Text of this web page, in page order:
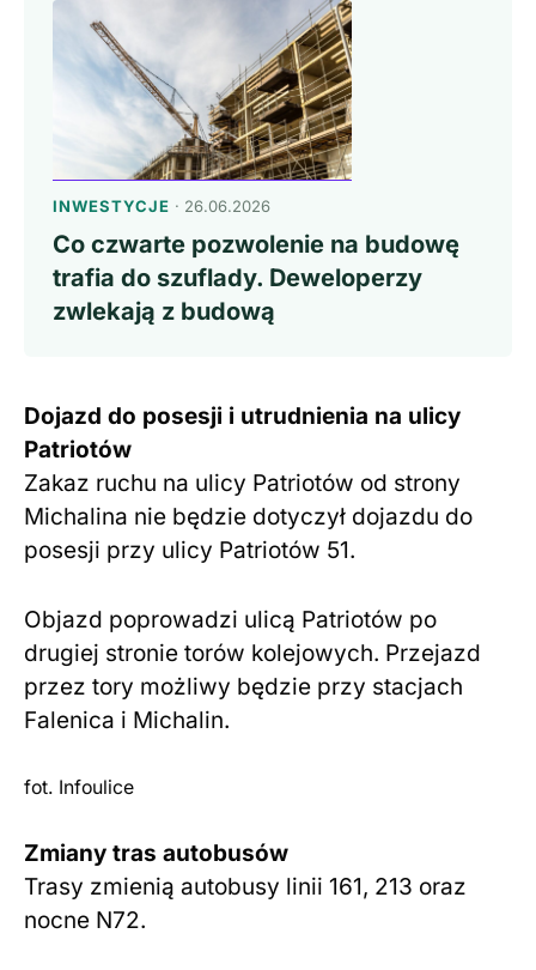
INWESTYCJE · 26.06.2026
Co czwarte pozwolenie na budowę
trafia do szuflady. Deweloperzy
zwlekają z budową
Dojazd do posesji i utrudnienia na ulicy
Patriotów
Zakaz ruchu na ulicy Patriotów od strony
Michalina nie będzie dotyczył dojazdu do
posesji przy ulicy Patriotów 51.
Objazd poprowadzi ulicą Patriotów po
drugiej stronie torów kolejowych. Przejazd
przez tory możliwy będzie przy stacjach
Falenica i Michalin.
fot. Infoulice
Zmiany tras autobusów
Trasy zmienią autobusy linii 161, 213 oraz
nocne N72.